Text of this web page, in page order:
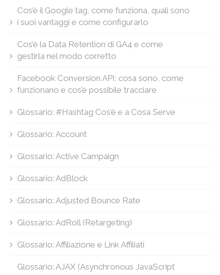
Cos’è il Google tag, come funziona, quali sono
i suoi vantaggi e come configurarlo
Cos’è la Data Retention di GA4 e come
gestirla nel modo corretto
Facebook Conversion API: cosa sono, come
funzionano e cos’è possibile tracciare
Glossario: #Hashtag Cos’è e a Cosa Serve
Glossario: Account
Glossario: Active Campaign
Glossario: AdBlock
Glossario: Adjusted Bounce Rate
Glossario: AdRoll (Retargeting)
Glossario: Affiliazione e Link Affiliati
Glossario: AJAX (Asynchronous JavaScript